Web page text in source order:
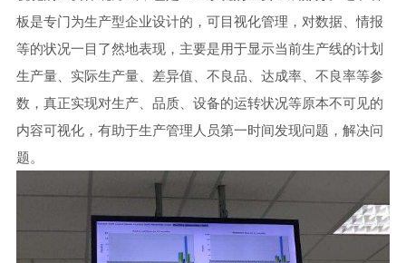
板是专门为生产型企业设计的，可目视化管理，对数据、情报
等的状况一目了然地表现，主要是用于显示当前生产线的计划
生产量、实际生产量、差异值、不良品、达成率、不良率等参
数，真正实现对生产、品质、设备的运转状况等原本不可见的
内容可视化，有助于生产管理人员第一时间发现问题，解决问
题。